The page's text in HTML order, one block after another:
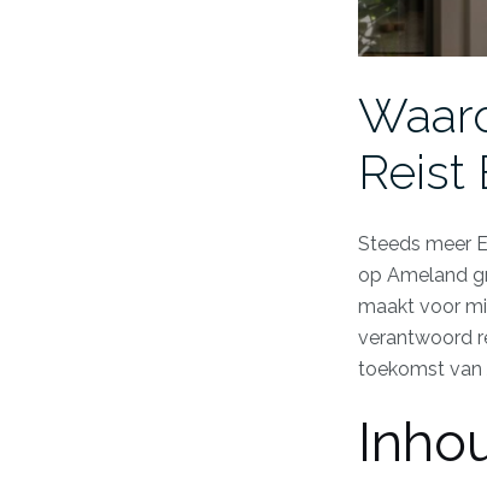
Reist
Steeds meer
op Ameland
maakt voor
verantwoord
toekomst van